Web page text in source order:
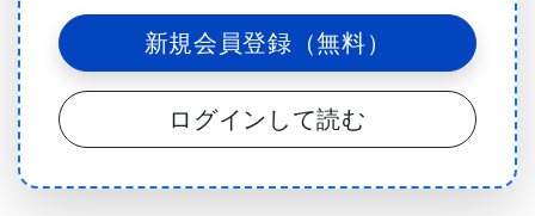
藻、2種の顕花植物のゲノムだった。細胞小器官が他
種生物のゲノムをまるまま取り込んだことを確認さ
れたのは初めてであり、陸上植物が緑藻の遺伝子を
吸収していることを確認されたのも初めてだった。
2013年12月20日付Science誌に掲載された研究論文
新規会員登録（無料）
ログインして読む